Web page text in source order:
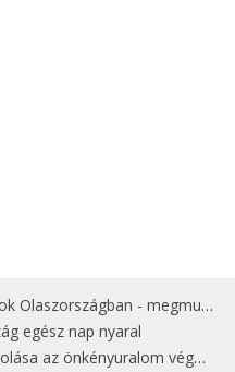
- megmutatjuk a 15 legjobbat
egész nap nyaral
önkényuralom végét jelentette